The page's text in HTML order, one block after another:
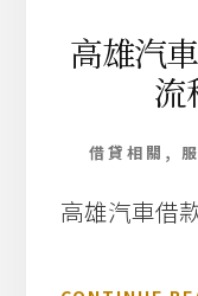
高雄汽
流
借貸相關 ,
高雄汽車借